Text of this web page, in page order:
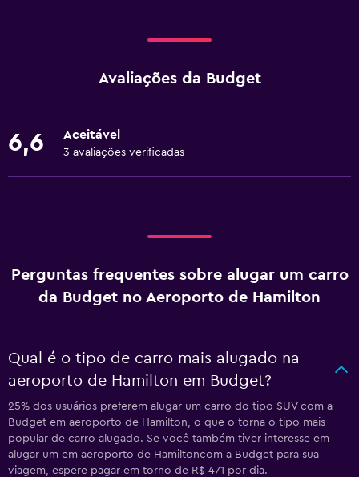
Avaliações da Budget
6,6 Aceitável
3 avaliações verificadas
Perguntas frequentes sobre alugar um carro
da Budget no Aeroporto de Hamilton
Qual é o tipo de carro mais alugado na
aeroporto de Hamilton em Budget?
25% dos usuários preferem alugar um carro do tipo SUV com a
Budget em aeroporto de Hamilton, o que o torna o tipo mais
popular de carro alugado. Se você também tiver interesse em
alugar um em aeroporto de Hamiltoncom a Budget para sua
viagem, espere pagar em torno de R$ 471 por dia.